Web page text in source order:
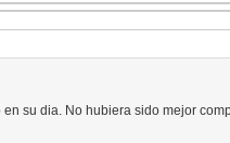
su dia. No hubiera sido mejor